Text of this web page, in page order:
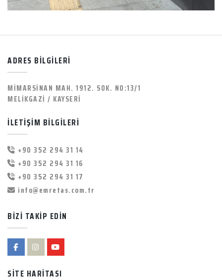
ADRES BİLGİLERİ
MİMARSİNAN MAH. 1912. SOK. NO:13/1
MELİKGAZİ / KAYSERİ
İLETİŞİM BİLGİLERİ
+90 352 294 31 14
+90 352 294 31 16
+90 352 294 31 17
info@emretas.com.tr
BİZİ TAKİP EDİN
SİTE HARİTASI